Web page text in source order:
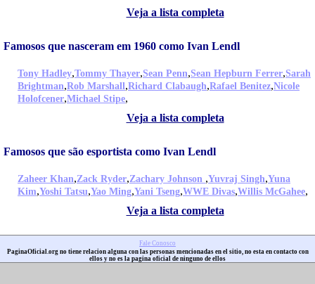
Veja a lista completa
Famosos que nasceram em 1960 como Ivan Lendl
Tony Hadley,Tommy Thayer,Sean Penn,Sean Hepburn Ferrer,Sarah
Brightman,Rob Marshall,Richard Clabaugh,Rafael Benitez,Nicole
Holofcener,Michael Stipe,
Veja a lista completa
Famosos que são esportista como Ivan Lendl
Zaheer Khan,Zack Ryder,Zachary Johnson ,Yuvraj Singh,Yuna
Kim,Yoshi Tatsu,Yao Ming,Yani Tseng,WWE Divas,Willis McGahee,
Veja a lista completa
Fale Conosco
PaginaOficial.org no tiene relacion alguna con las personas mencionadas en el sitio, no esta en contacto con
ellos y no es la pagina oficial de ninguno de ellos